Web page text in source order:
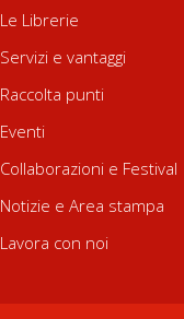
Le Librerie
Servizi e vantaggi
Raccolta punti
Eventi
Collaborazioni e Festival
Notizie e Area stampa
Lavora con noi